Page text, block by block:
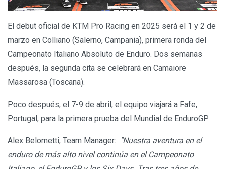
El debut oficial de KTM Pro Racing en 2025 será el 1 y 2 de
marzo en Colliano (Salerno, Campania), primera ronda del
Campeonato Italiano Absoluto de Enduro. Dos semanas
después, la segunda cita se celebrará en Camaiore
Massarosa (Toscana).
Poco después, el 7-9 de abril, el equipo viajará a Fafe,
Portugal, para la primera prueba del Mundial de EnduroGP.
Alex Belometti, Team Manager:
"Nuestra aventura en el
enduro de más alto nivel continúa en el Campeonato